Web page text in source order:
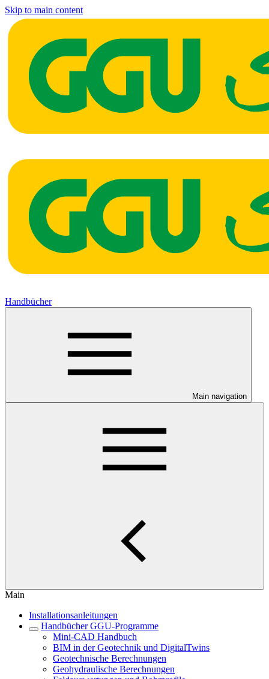
Skip to main content
Handbücher
Main navigation
Main
Installationsanleitungen
Handbücher GGU-Programme
Mini-CAD Handbuch
BIM in der Geotechnik und DigitalTwins
Geotechnische Berechnungen
Geohydraulische Berechnungen